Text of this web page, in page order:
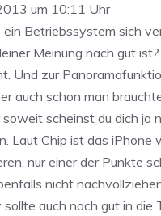
um 10:11 Uhr
ein Betriebssystem sich
Meinung nach gut ist?
Und zur
auch schon man
scheinst du dich ja
Laut Chip ist das iPhone
nur einer der Punkte
nicht
sollte auch noch gut in die